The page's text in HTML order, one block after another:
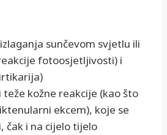
sunčevom svjetlu ili
fotoosjetljivosti) i
kožne reakcije (kao što
ekcem), koje se
čak i na cijelo tijelo